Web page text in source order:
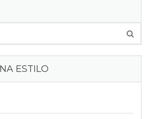
ESTILO